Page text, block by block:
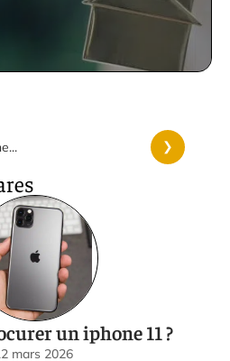
un iphone 11 ?
mars 2026